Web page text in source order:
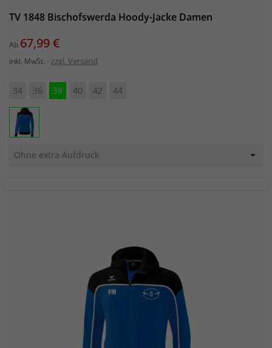
TV 1848 Bischofswerda Hoody-Jacke Damen
Ab Preis
67,99 €
inkl. MwSt. zzgl. Versand
34 36 38 40 42 44